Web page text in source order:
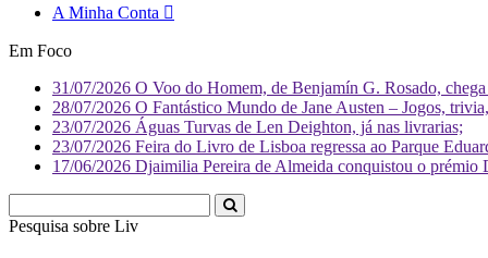
A Minha Conta
Em Foco
31/07/2026 O Voo do Homem, de Benjamín G. Rosado,
28/07/2026 O Fantástico Mundo de Jane Austen – Jogos,
23/07/2026 Águas Turvas de Len Deighton, já nas livrarias;
23/07/2026 Feira do Livro de Lisboa regressa ao Parque
17/06/2026 Djaimilia Pereira de Almeida conquistou o
Pesquisa sobre Literatura